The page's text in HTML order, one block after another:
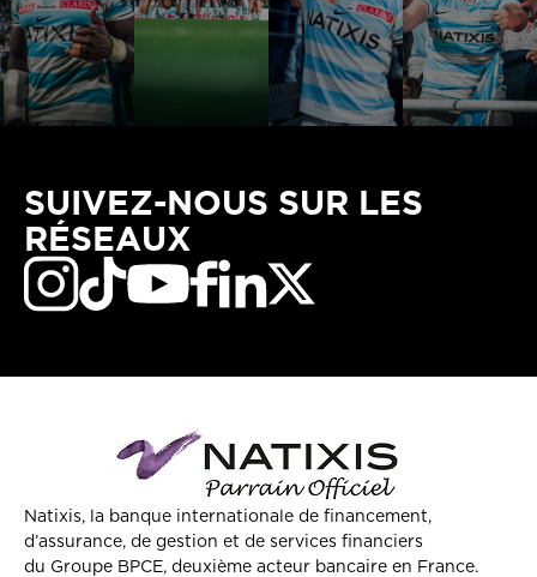
SUIVEZ-NOUS SUR LES
RÉSEAUX
Natixis, la banque internationale de financement,
d’assurance, de gestion et de services financiers
du Groupe BPCE, deuxième acteur bancaire en France.